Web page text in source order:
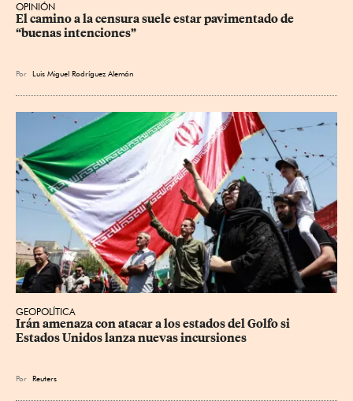
OPINIÓN
El camino a la censura suele estar pavimentado de
“buenas intenciones”
Por Luis Miguel Rodríguez Alemán
GEOPOLÍTICA
Irán amenaza con atacar a los estados del Golfo si
Estados Unidos lanza nuevas incursiones
Por Reuters